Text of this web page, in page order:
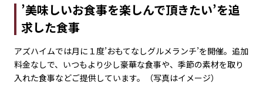
’美味しいお食事を楽しんで頂きたい’を追
求した食事
アズハイムでは月に１度’おもてなしグルメランチ’を開催。追加
料金なしで、いつもより少し豪華な食事や、季節の素材を取り
入れた食事などご提供しています。（写真はイメージ）